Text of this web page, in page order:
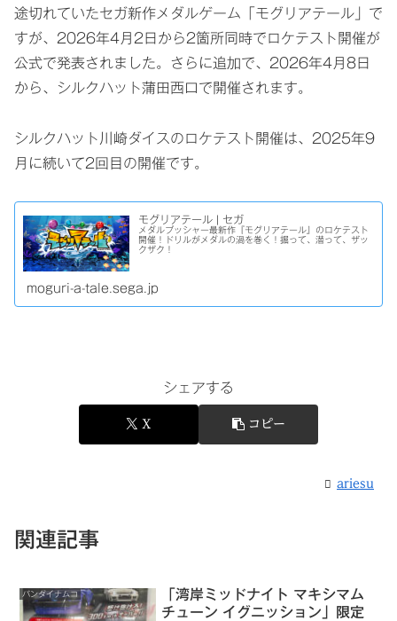
途切れていたセガ新作メダルゲーム「モグリアテール」で
すが、2026年4月2日から2箇所同時でロケテスト開催が
公式で発表されました。さらに追加で、2026年4月8日
から、シルクハット蒲田西口で開催されます。
シルクハット川崎ダイスのロケテスト開催は、2025年9
月に続いて2回目の開催です。
モグリアテール | セガ
メダルプッシャー最新作『モグリアテール』のロケテスト
開催！ドリルがメダルの渦を巻く！掘って、潜って、ザッ
クザク！
moguri-a-tale.sega.jp
シェアする
X コピー
ariesu
関連記事
バンダイナムコ
「湾岸ミッドナイト マキシマム
チューン イグニッション」限定